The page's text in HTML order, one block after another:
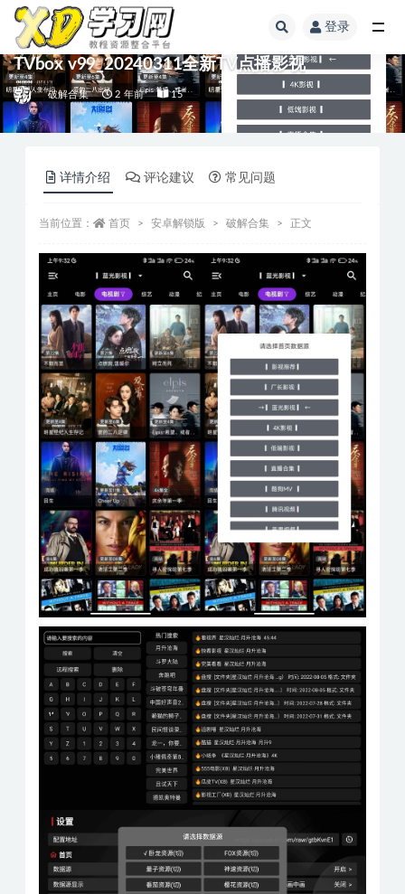
登录
TVbox v99_20240311全新TV点播影视
破解合集 2 年前 15
详情介绍 评论建议 常见问题
当前位置： 首页 安卓解锁版 破解合集 正文